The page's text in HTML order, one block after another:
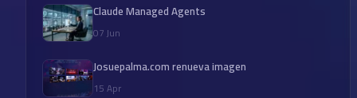
Claude Managed Agents
07 Jun
Josuepalma.com renueva imagen
15 Apr